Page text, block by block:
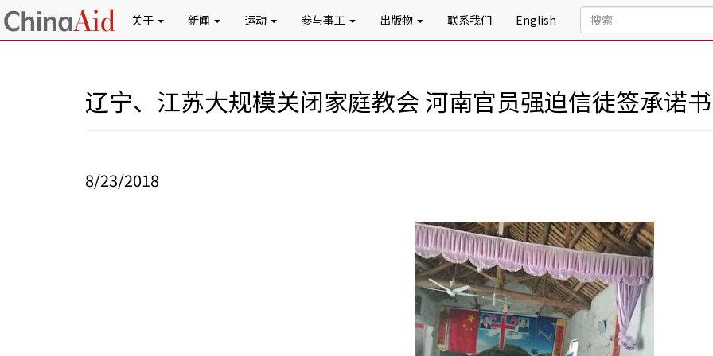
关于 新闻 运动 参与事工 出版物 联系我们 English
辽宁、江苏大规模关闭家庭教会 河南官员强迫信徒签承诺书
8/23/2018